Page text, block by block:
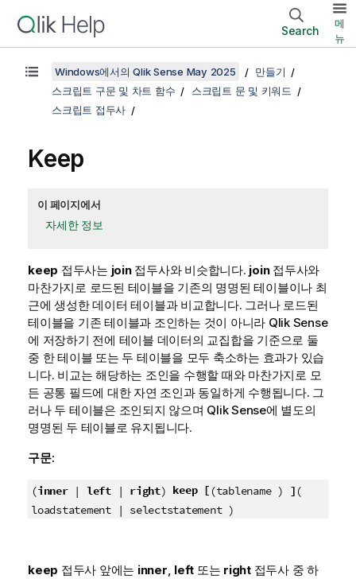
Search
메
뉴
Windows에서의 Qlik Sense May 2025
만들기
스크립트 구문 및 차트 함수
스크립트 문 및 키워드
스크립트 접두사
Keep
이 페이지에서
자세한 정보
keep 접두사는 join접두사와 비슷합니다. join접두사와
마찬가지로 로드된 테이블을 기존의 명명된 테이블이나 최
근에 생성한 데이터 테이블과 비교합니다. 그러나 로드된
테이블을 기존 테이블과 조인하는 것이 아니라 Qlik Sense
에 저장하기 전에 테이블 데이터의 교집합을 기준으로 둘
중 한 테이블 또는 두 테이블을 모두 축소하는 효과가 있습
니다. 비교는 해당하는 조인을 수행할 때와 마찬가지로 모
든 공통 필드에 대한 자연 조인과 동일하게 수행됩니다. 그
러나 두 테이블은 조인되지 않으며 Qlik Sense에 별도의
명명된 두 테이블로 유지됩니다.
구문:
(inner | left | right) keep [ (tablename ) ] (
loadstatement | selectstatement )
keep 접두사 앞에는 inner, left 또는 right접두사 중 하